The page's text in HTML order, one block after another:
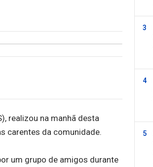
realizou na manhã desta
carentes da comunidade.
um grupo de amigos durante